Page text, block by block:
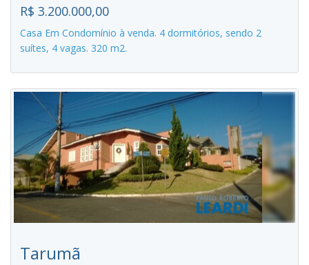
R$ 3.200.000,00
Casa Em Condomínio à venda. 4 dormitórios, sendo 2
suítes, 4 vagas. 320 m2.
Tarumã